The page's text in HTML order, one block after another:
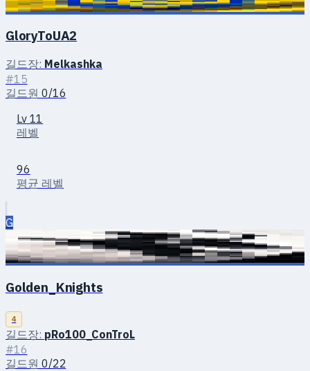
GloryToUA2
길드장: Melkashka
#15
길드원 0/16
Lv 11
레벨
96
평균 레벨
G
Golden_Knights
4
길드장: pRo100_ConTroL
#16
길드원 0/22